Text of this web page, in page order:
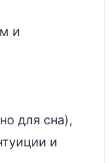
и
для сна),
и